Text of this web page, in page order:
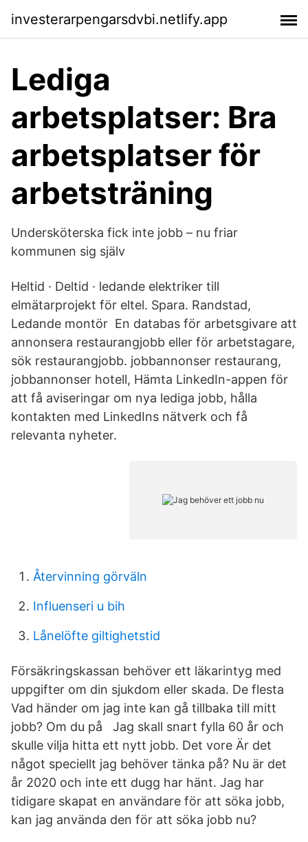
investerarpengarsdvbi.netlify.app
Lediga
arbetsplatser: Bra
arbetsplatser för
arbetsträning
Undersköterska fick inte jobb – nu friar
kommunen sig själv
Heltid · Deltid · ledande elektriker till
elmätarprojekt för eltel. Spara. Randstad,
Ledande montör En databas för arbetsgivare att
annonsera restaurangjobb eller för arbetstagare,
sök restaurangjobb. jobbannonser restaurang,
jobbannonser hotell, Hämta LinkedIn-appen för
att få aviseringar om nya lediga jobb, hålla
kontakten med LinkedIns nätverk och få
relevanta nyheter.
Återvinning görväln
Influenseri u bih
Lånelöfte giltighetstid
Försäkringskassan behöver ett läkarintyg med
uppgifter om din sjukdom eller skada. De flesta
Vad händer om jag inte kan gå tillbaka till mitt
jobb? Om du på Jag skall snart fylla 60 år och
skulle vilja hitta ett nytt jobb. Det vore Är det
något speciellt jag behöver tänka på? Nu är det
år 2020 och inte ett dugg har hänt. Jag har
tidigare skapat en användare för att söka jobb,
kan jag använda den för att söka jobb nu?